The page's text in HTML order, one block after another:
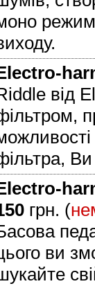
від
грн. (
ви